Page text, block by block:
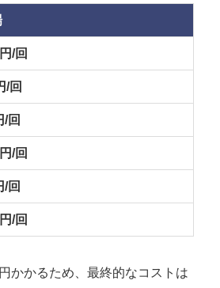
/回
/回
/回
/回
/回
/回
かかるため、最終的なコストは